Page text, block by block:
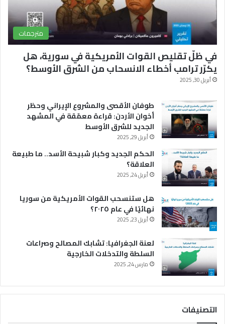
مترجمات
في ظلّ تقليص القوات الأمريكية في سورية، هل
يكرّر ترامب أخطاء الانسحاب من الشرق الأوسط؟
أبريل 30, 2025
طوفان الأقصى والمشروع الإيراني وحظر
أخوان الأردن: قراءة معمّقة في المشهد
الجديد للشرق الأوسط
أبريل 29, 2025
الحكم الجديد وكبار شبيحة الأسد.. ما طبيعة
العلاقة؟
أبريل 24, 2025
هل ستنسحب القوات الأمريكية من سوريا
نهائيًا في عام ٢٠٢٥؟
أبريل 23, 2025
لعنة الجغرافيا: تشابك المصالح وصراعات
السلطة والتدخلات الخارجية
مارس 24, 2025
التصنيفات